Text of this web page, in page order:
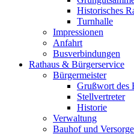
Historisches
Turnhalle
Impressionen
Anfahrt
Busverbindungen
Rathaus & Bürgerservice
Bürgermeister
Grußwort des
Stellvertreter
Historie
Verwaltung
Bauhof und